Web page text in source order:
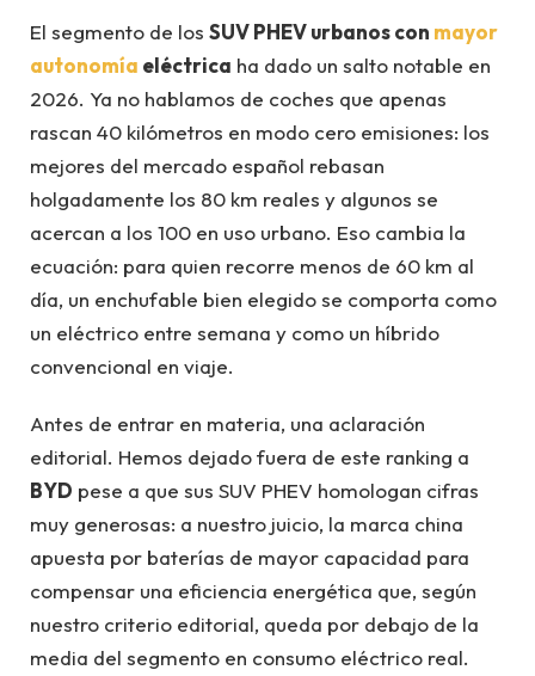
El segmento de los SUV PHEV urbanos con mayor
autonomía eléctrica ha dado un salto notable en
2026. Ya no hablamos de coches que apenas
rascan 40 kilómetros en modo cero emisiones: los
mejores del mercado español rebasan
holgadamente los 80 km reales y algunos se
acercan a los 100 en uso urbano. Eso cambia la
ecuación: para quien recorre menos de 60 km al
día, un enchufable bien elegido se comporta como
un eléctrico entre semana y como un híbrido
convencional en viaje.
Antes de entrar en materia, una aclaración
editorial. Hemos dejado fuera de este ranking a
BYD pese a que sus SUV PHEV homologan cifras
muy generosas: a nuestro juicio, la marca china
apuesta por baterías de mayor capacidad para
compensar una eficiencia energética que, según
nuestro criterio editorial, queda por debajo de la
media del segmento en consumo eléctrico real.